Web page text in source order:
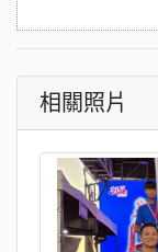
相關照片